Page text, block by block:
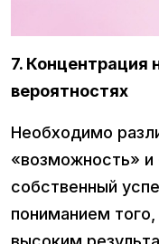
7. Концентрация
вероятностях
Необходимо
«возможность» и
собственный
пониманием